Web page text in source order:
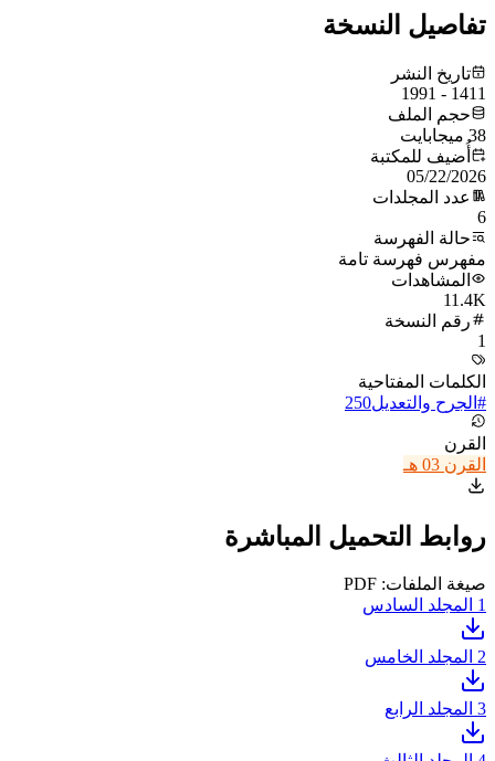
تفاصيل النسخة
تاريخ النشر
1411 - 1991
حجم الملف
38 ميجابايت
أُضيف للمكتبة
05/22/2026
عدد المجلدات
6
حالة الفهرسة
مفهرس فهرسة تامة
المشاهدات
11.4K
رقم النسخة
1
الكلمات المفتاحية
# الجرح والتعديل250
القرن
القرن 03 هـ
روابط التحميل المباشرة
صيغة الملفات: PDF
1 المجلد السادس
2 المجلد الخامس
3 المجلد الرابع